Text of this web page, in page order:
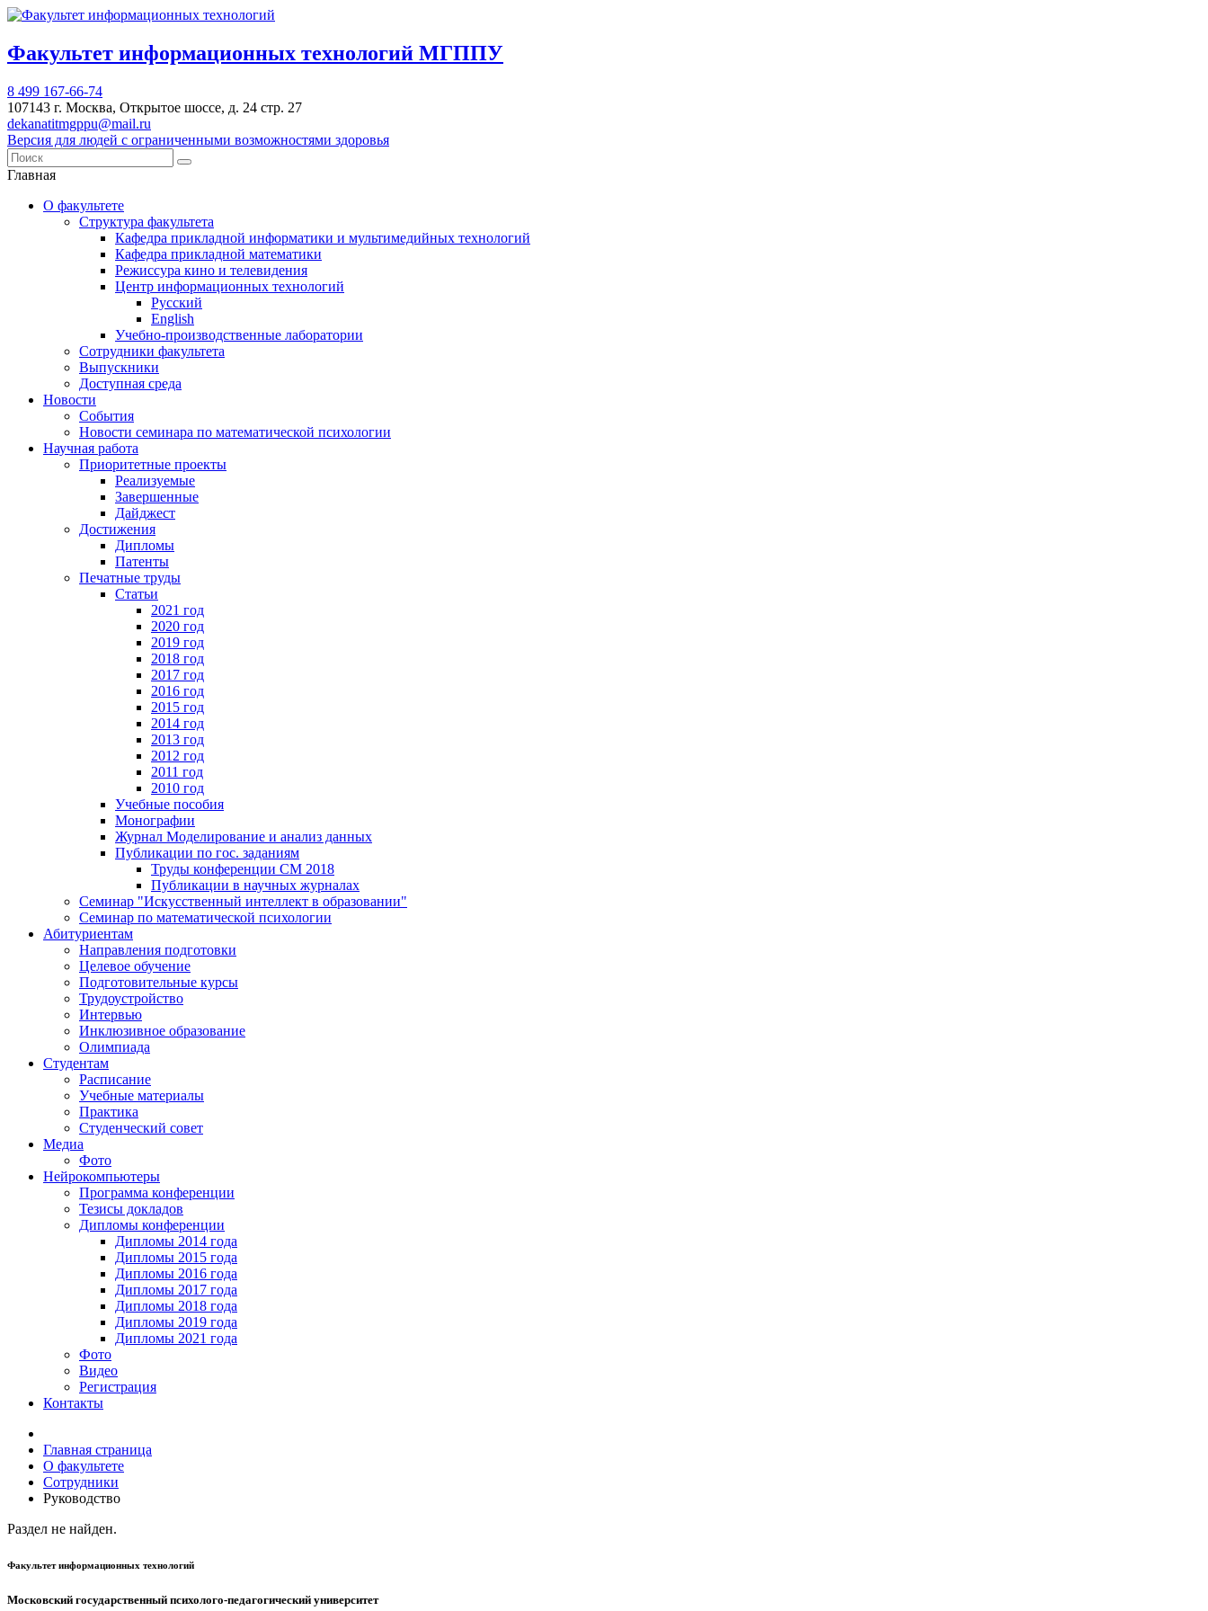
Факультет информационных технологий МГППУ
8 499 167-66-74
107143 г. Москва, Открытое шоссе, д. 24 стр. 27
dekanatitmgppu@mail.ru
Версия для людей с ограниченными возможностями здоровья
Главная
О факультете
Структура факультета
Кафедра прикладной информатики и мультимедийных технологий
Кафедра прикладной математики
Режиссура кино и телевидения
Центр информационных технологий
Русский
English
Учебно-производственные лаборатории
Сотрудники факультета
Выпускники
Доступная среда
Новости
События
Новости семинара по математической психологии
Научная работа
Приоритетные проекты
Реализуемые
Завершенные
Дайджест
Достижения
Дипломы
Патенты
Печатные труды
Статьи
2021 год
2020 год
2019 год
2018 год
2017 год
2016 год
2015 год
2014 год
2013 год
2012 год
2011 год
2010 год
Учебные пособия
Монографии
Журнал Моделирование и анализ данных
Публикации по гос. заданиям
Труды конференции CM 2018
Публикации в научных журналах
Семинар "Искусственный интеллект в образовании"
Семинар по математической психологии
Абитуриентам
Направления подготовки
Целевое обучение
Подготовительные курсы
Трудоустройство
Интервью
Инклюзивное образование
Олимпиада
Студентам
Расписание
Учебные материалы
Практика
Студенческий совет
Медиа
Фото
Нейрокомпьютеры
Программа конференции
Тезисы докладов
Дипломы конференции
Дипломы 2014 года
Дипломы 2015 года
Дипломы 2016 года
Дипломы 2017 года
Дипломы 2018 года
Дипломы 2019 года
Дипломы 2021 года
Фото
Видео
Регистрация
Контакты
Главная страница
О факультете
Сотрудники
Руководство
Раздел не найден.
Факультет информационных технологий
Московский государственный психолого-педагогический университет